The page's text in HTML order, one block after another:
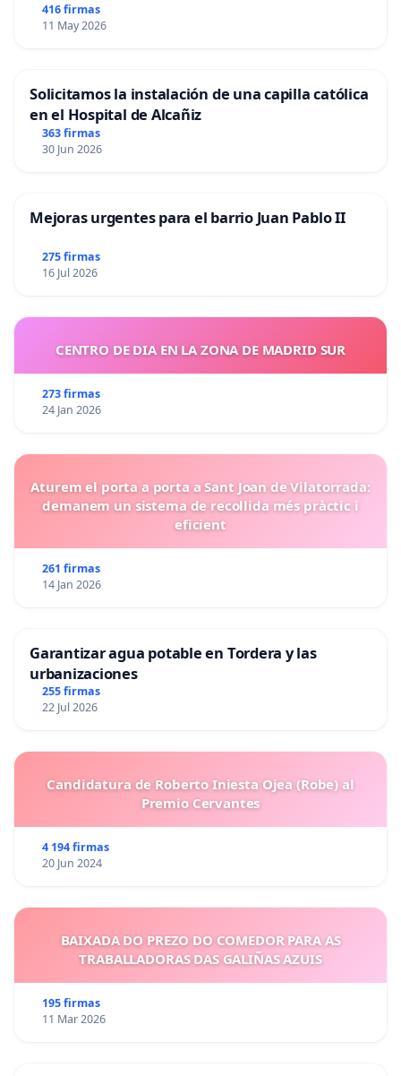
416 firmas
11 May 2026
Solicitamos la instalación de una capilla católica
en el Hospital de Alcañiz
363 firmas
30 Jun 2026
Mejoras urgentes para el barrio Juan Pablo II
275 firmas
16 Jul 2026
CENTRO DE DIA EN LA ZONA DE MADRID SUR
273 firmas
24 Jan 2026
Aturem el porta a porta a Sant Joan de Vilatorrada:
demanem un sistema de recollida més pràctic i
eficient
261 firmas
14 Jan 2026
Garantizar agua potable en Tordera y las
urbanizaciones
255 firmas
22 Jul 2026
Candidatura de Roberto Iniesta Ojea (Robe) al
Premio Cervantes
4 194 firmas
20 Jun 2024
BAIXADA DO PREZO DO COMEDOR PARA AS
TRABALLADORAS DAS GALIÑAS AZUIS
195 firmas
11 Mar 2026